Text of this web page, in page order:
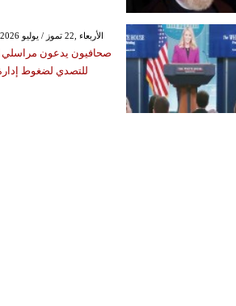
GMT 20:37 2026 الأربعاء ,22 تموز / يوليو
صحافيون يدعون مراسلي
للتصدي لضغوط